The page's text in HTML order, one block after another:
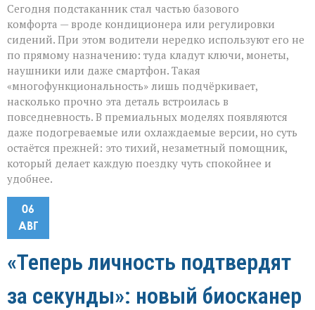
Сегодня подстаканник стал частью базового
комфорта — вроде кондиционера или регулировки
сидений. При этом водители нередко используют его не
по прямому назначению: туда кладут ключи, монеты,
наушники или даже смартфон. Такая
«многофункциональность» лишь подчёркивает,
насколько прочно эта деталь встроилась в
повседневность. В премиальных моделях появляются
даже подогреваемые или охлаждаемые версии, но суть
остаётся прежней: это тихий, незаметный помощник,
который делает каждую поездку чуть спокойнее и
удобнее.
06
АВГ
«Теперь личность подтвердят
за секунды»: новый биосканер